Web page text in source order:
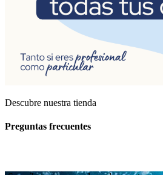
Descubre nuestra tienda
Preguntas frecuentes